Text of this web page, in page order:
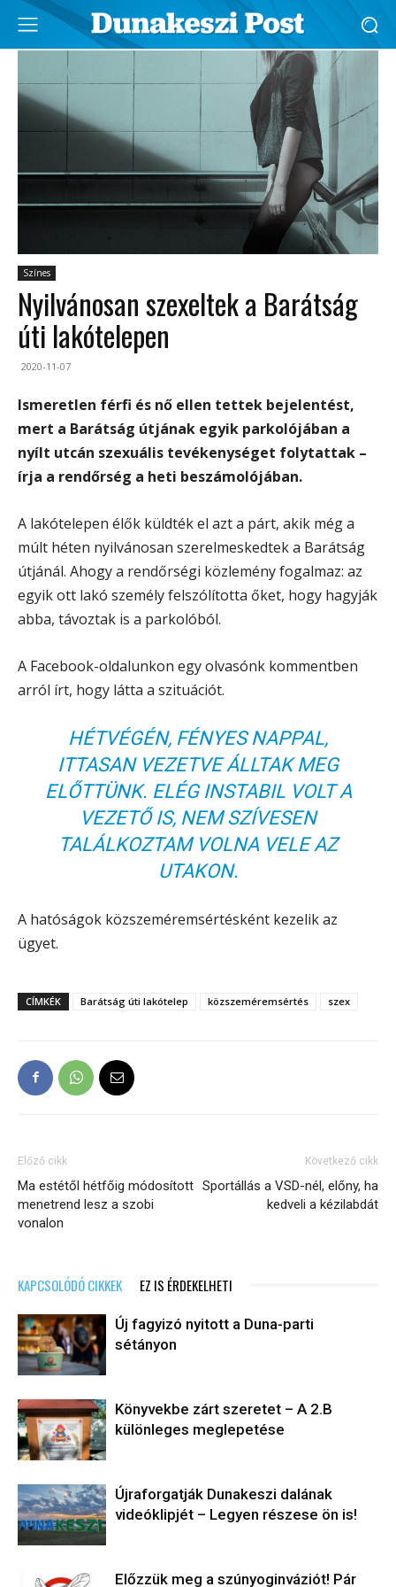
Színes
Nyilvánosan szexeltek a Barátság
úti lakótelepen
2020-11-07
Ismeretlen férfi és nő ellen tettek bejelentést,
mert a Barátság útjának egyik parkolójában a
nyílt utcán szexuális tevékenységet folytattak –
írja a rendőrség a heti beszámolójában.
A lakótelepen élők küldték el azt a párt, akik még a
múlt héten nyilvánosan szerelmeskedtek a Barátság
útjánál. Ahogy a rendőrségi közlemény fogalmaz: az
egyik ott lakó személy felszólította őket, hogy hagyják
abba, távoztak is a parkolóból.
A Facebook-oldalunkon egy olvasónk kommentben
arról írt, hogy látta a szituációt.
HÉTVÉGÉN, FÉNYES NAPPAL,
ITTASAN VEZETVE ÁLLTAK MEG
ELŐTTÜNK. ELÉG INSTABIL VOLT A
VEZETŐ IS, NEM SZÍVESEN
TALÁLKOZTAM VOLNA VELE AZ
UTAKON.
A hatóságok közszeméremsértésként kezelik az
ügyet.
CÍMKÉK Barátság úti lakótelep közszeméremsértés szex
Előző cikk
Ma estétől hétfőig módosított
menetrend lesz a szobi
vonalon
Következő cikk
Sportállás a VSD-nél, előny, ha
kedveli a kézilabdát
KAPCSOLÓDÓ CIKKEK EZ IS ÉRDEKELHETI
Új fagyizó nyitott a Duna-parti
sétányon
Könyvekbe zárt szeretet – A 2.B
különleges meglepetése
Újraforgatják Dunakeszi dalának
videóklipjét – Legyen részese ön is!
Előzzük meg a szúnyoginváziót! Pár